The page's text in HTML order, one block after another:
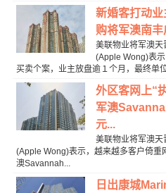
新婚客打动
购将军澳南
美联物业将军澳天
(Apple Wong)表
买卖个案，业主放盘逾１个月，最终单
外区客网上“
军澳
元...
美联物业将军澳天
(Apple Wong)表示，越来越多客户倚重
澳Savannah...
日出康城